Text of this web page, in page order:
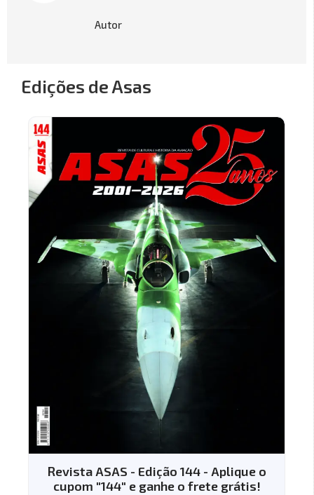
Autor
Edições de Asas
Revista ASAS - Edição 144 - Aplique o
cupom "144" e ganhe o frete grátis!